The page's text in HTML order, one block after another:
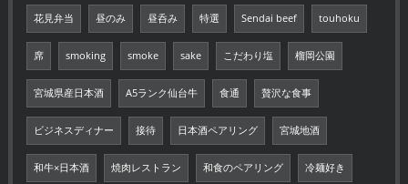
花見弁当 昼のみ 昼呑み 特選 Sendai beef touhoku
席 smoking smoke sake こだわり塩 榴岡公園
宮城県産日本酒 A5ランク仙台牛 食通 贅沢な食事
ビジネスディナー 接待 日本酒ペアリング 宮城地酒
和牛×日本酒 焼肉レストラン 和食のペアリング 冷麺好き